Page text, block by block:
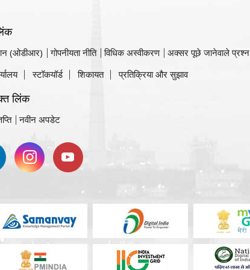
(ओडीआर) गोपनीयता नीति विधिक अस्वीकरण अक्सर पूछे जानेवाले प्रश्न
स्टॉकयॉर्ड शिकायत प्रतिक्रिया और सुझाव
लिंक
नवीन अपडेट